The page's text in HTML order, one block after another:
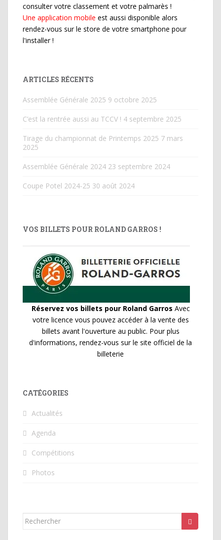
consulter votre classement et votre palmarès !
Une application mobile est aussi disponible alors
rendez-vous sur le store de votre smartphone pour
l'installer !
ARTICLES RÉCENTS
Assemblée Générale 2025 9 octobre 2025
C’est la rentrée aussi au TCCV ! 4 septembre 2025
Tirage du championnat de Printemps 2025 7 mars
2025
Assemblée Générale 2024 23 septembre 2024
Coupe Potel 2024-25 30 août 2024
VOS BILLETS POUR ROLAND GARROS !
Réservez vos billets pour Roland Garros Avec
votre licence vous pouvez accéder à la vente des
billets avant l'ouverture au public. Pour plus
d'informations, rendez-vous sur le site officiel de la
billeterie
CATÉGORIES
Actualités
Agenda
Compétitions
Photos
Rechercher...